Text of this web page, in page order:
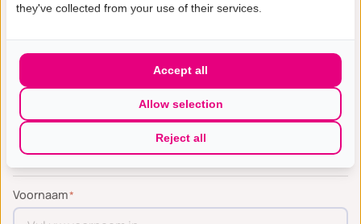
Schrijf je hier in
Contactgegevens
Voornaam*
they've collected from your use of their services.
Reject all
Allow selection
Accept all